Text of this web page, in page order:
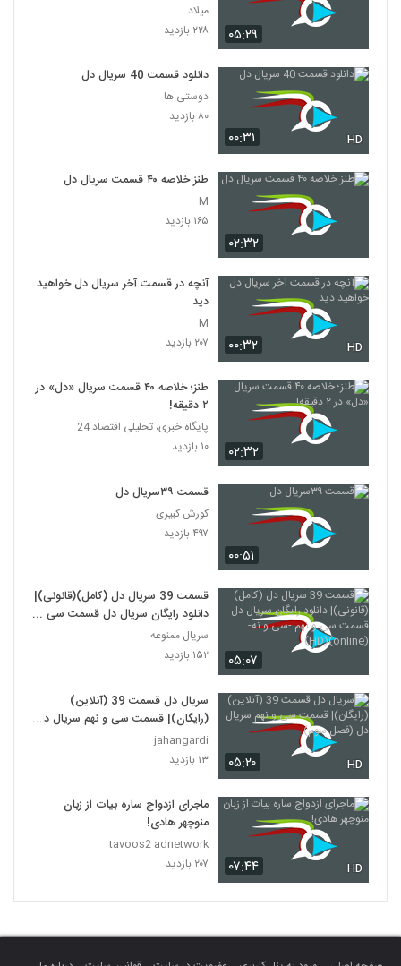
۰۵:۲۹
میلاد
۲۲۸ بازدید
۰۰:۳۱ HD
دانلود قسمت 40 سریال دل
دوستی ها
۸۰ بازدید
۰۲:۳۲
طنز خلاصه ۴۰ قسمت سریال دل
M
۱۶۵ بازدید
۰۰:۳۲ HD
آنچه در قسمت آخر سریال دل خواهید
دید
M
۲۰۷ بازدید
۰۲:۳۲
طنز؛ خلاصه ۴۰ قسمت سریال «دل» در
۲ دقیقه!
پایگاه خبری، تحلیلی اقتصاد 24
۱۰ بازدید
۰۰:۵۱
قسمت ۳۹سریال دل
کورش کبیری
۴۹۷ بازدید
۰۵:۰۷
قسمت 39 سریال دل (کامل)(قانونی)|
دانلود رایگان سریال دل قسمت سی و
نهم -سی و نه-(online)(HD)
سریال ممنوعه
۱۵۲ بازدید
۰۵:۲۰ HD
سریال دل قسمت 39 (آنلاین)
(رایگان)| قسمت سی و نهم سریال دل
(فصل سوم)
jahangardi
۱۳ بازدید
۰۷:۴۴ HD
ماجرای ازدواج ساره بیات از زبان
منوچهر هادی!
tavoos2 adnetwork
۲۰۷ بازدید